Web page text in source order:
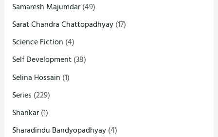
Samaresh Majumdar(49)
Sarat Chandra Chattopadhyay(17)
Science Fiction (4)
Self Development(38)
Selina Hossain (1)
Series (229)
Shankar(1)
Sharadindu Bandyopadhyay(4)